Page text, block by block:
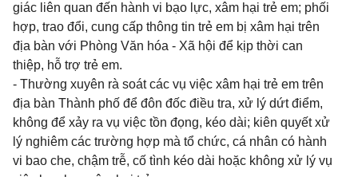
giác liên quan đến hành vi bạo lực, xâm hại trẻ em; phối
hợp, trao đổi, cung cấp thông tin trẻ em bị xâm hại trên
địa bàn với Phòng Văn hóa - Xã hội để kịp thời can
thiệp, hỗ trợ trẻ em.
- Thường xuyên rà soát các vụ việc xâm hại trẻ em trên
địa bàn Thành phố để đôn đốc điều tra, xử lý dứt điểm,
không để xảy ra vụ việc tồn đọng, kéo dài; kiên quyết xử
lý nghiêm các trường hợp mà tổ chức, cá nhân có hành
vi bao che, chậm trễ, cố tình kéo dài hoặc không xử lý vụ